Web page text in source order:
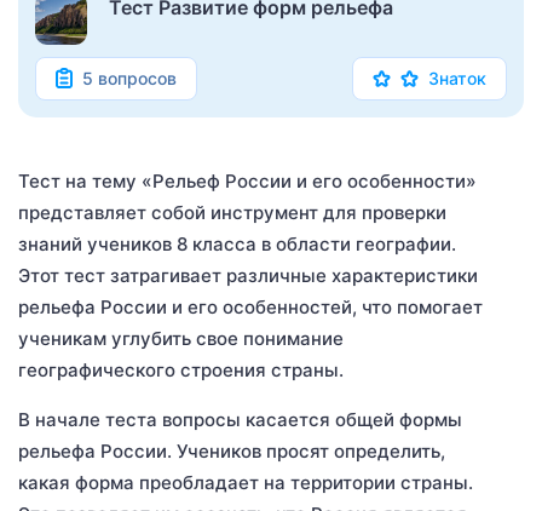
Тест Развитие форм рельефа
5 вопросов Знаток
Тест на тему «Рельеф России и его особенности»
представляет собой инструмент для проверки
знаний учеников 8 класса в области географии.
Этот тест затрагивает различные характеристики
рельефа России и его особенностей, что помогает
ученикам углубить свое понимание
географического строения страны.
В начале теста вопросы касается общей формы
рельефа России. Учеников просят определить,
какая форма преобладает на территории страны.